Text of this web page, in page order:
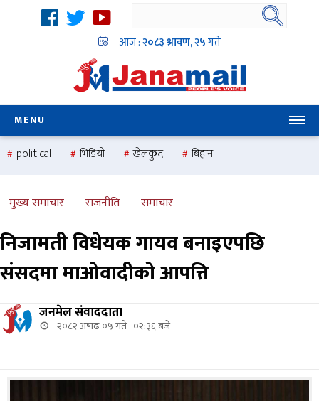
आज :२०८३ श्रावण, २५गते
MENU
political भिडियो खेलकुद
बिहान
national
health
मुख्य समाचार राजनीति समाचार
निजामती विधेयक गायव बनाइएपछि
संसदमा माओवादीको आपत्ति
जनमेल संवाददाता
२०८२ अषाढ ०५ गते ०२:३६ बजे